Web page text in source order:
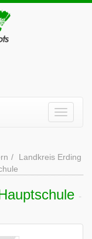
Landkreis Erding
-